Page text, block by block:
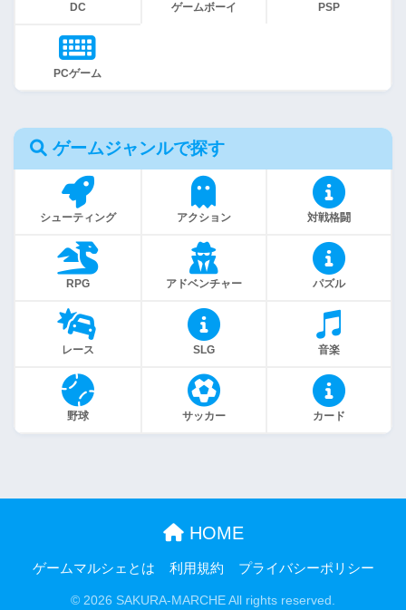
DC ゲームボーイ PSP
PCゲーム
ゲームジャンルで探す
シューティング アクション 対戦格闘
RPG アドベンチャー パズル
レース SLG 音楽
野球 サッカー カード
HOME
ゲームマルシェとは 利用規約 プライバシーポリシー
© 2026 SAKURA-MARCHE All rights reserved.